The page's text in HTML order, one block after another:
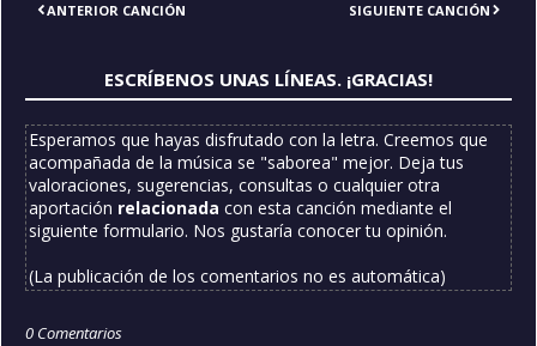
ANTERIOR CANCIÓN SIGUIENTE CANCIÓN
ESCRÍBENOS UNAS LÍNEAS. ¡GRACIAS!
Esperamos que hayas disfrutado con la letra. Creemos que
acompañada de la música se "saborea" mejor. Deja tus
valoraciones, sugerencias, consultas o cualquier otra
aportación relacionada con esta canción mediante el
siguiente formulario. Nos gustaría conocer tu opinión.
(La publicación de los comentarios no es automática)
0 Comentarios